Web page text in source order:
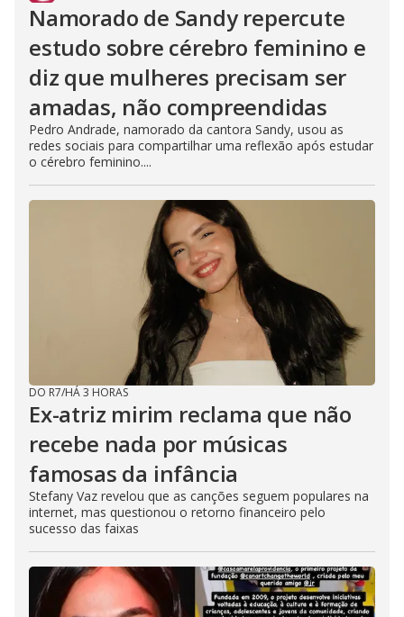
Namorado de Sandy repercute
estudo sobre cérebro feminino e
diz que mulheres precisam ser
amadas, não compreendidas
Pedro Andrade, namorado da cantora Sandy, usou as
redes sociais para compartilhar uma reflexão após estudar
o cérebro feminino....
DO R7/HÁ 3 HORAS
Ex-atriz mirim reclama que não
recebe nada por músicas
famosas da infância
Stefany Vaz revelou que as canções seguem populares na
internet, mas questionou o retorno financeiro pelo
sucesso das faixas